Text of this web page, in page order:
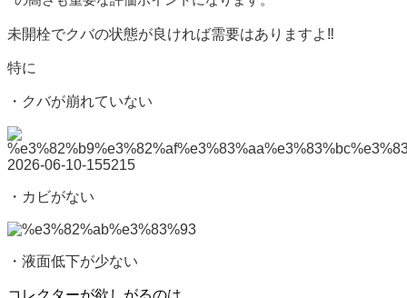
未開栓でクバの状態が良ければ需要はありますよ‼
特に
・クバが崩れていない
・カビがない
・液面低下が少ない
コレクターが欲しがるのは